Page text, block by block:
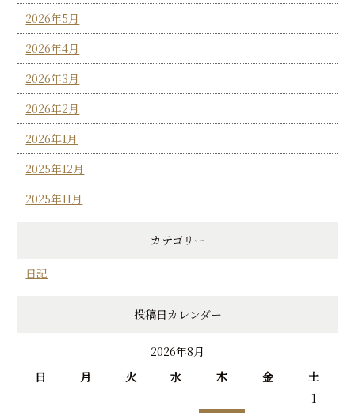
2026年5月
2026年4月
2026年3月
2026年2月
2026年1月
2025年12月
2025年11月
カテゴリー
日記
投稿日カレンダー
2026年8月
日
月 火 水 木 金
土
1